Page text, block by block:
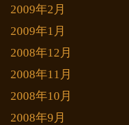
2009年2月
2009年1月
2008年12月
2008年11月
2008年10月
2008年9月